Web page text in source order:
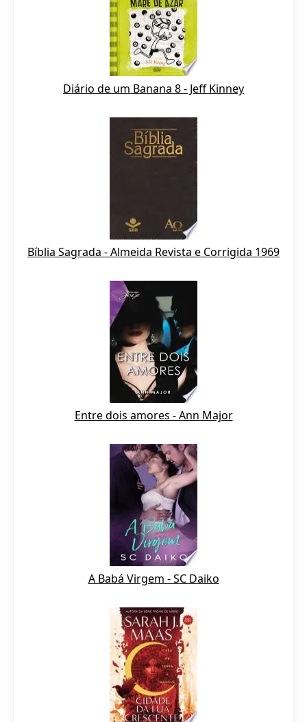
Diário de um Banana 8 - Jeff Kinney
Bíblia Sagrada - Almeida Revista e Corrigida 1969
Entre dois amores - Ann Major
A Babá Virgem - SC Daiko